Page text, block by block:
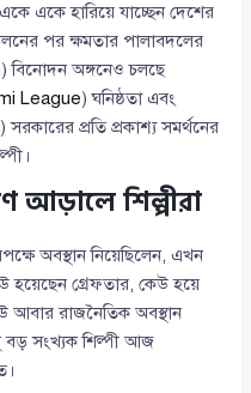
একে হারিয়ে যাচ্ছেন দেশের
পর ক্ষমতার পালাবদলের
) বিনোদন অঙ্গনেও চলছে
League) ঘনিষ্ঠতা এবং
) সরকারের প্রতি প্রকাশ্য সমর্থনের
আড়ালে শিল্পীরা
অবস্থান নিয়েছিলেন, এখন
হয়েছেন গ্রেফতার, কেউ হয়ে
রাজনৈতিক অবস্থান
বড় সংখ্যক শিল্পী আজ